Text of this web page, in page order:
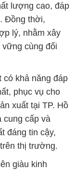
lượng cao, đáp
Đồng thời,
lý, nhằm xây
cùng đối
khả năng đáp
phục vụ cho
xuất tại TP. Hồ
cung cấp và
đáng tin cậy,
thị trường.
giàu kinh